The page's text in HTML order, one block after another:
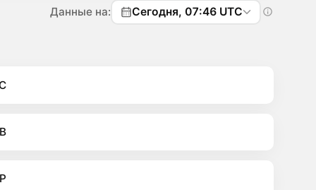
Данные на: Сегодня, 07:46 UTC